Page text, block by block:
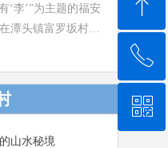
‘李’”为主题的福安
潭头镇富罗坂村潭
业表彰、文艺展
启为期一周的芙蓉
福安市人大常委会
市长钟高培参加本
山水秘境
回到顶部
ꂅ
0591-87888217
ꀥ